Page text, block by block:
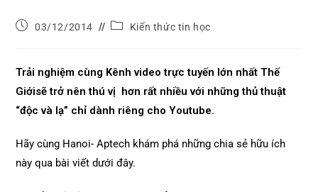
03/12/2014 Kiến thức tin học
Trải nghiệm cùng Kênh video trực tuyến lớn nhất Thế
Giớisẽ trở nên thú vị hơn rất nhiều với những thủ thuật
“độc và lạ” chỉ dành riêng cho Youtube.
Hãy cùng Hanoi- Aptech khám phá những chia sẻ hữu ích
này qua bài viết dưới đây.